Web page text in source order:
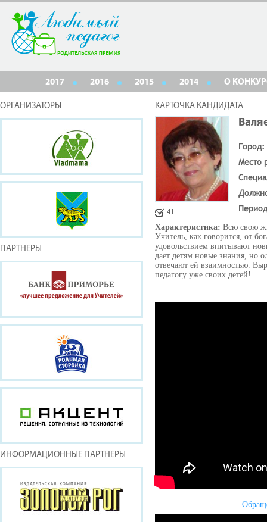
2017 2016 2015 2014 О
ОРГАНИЗАТОРЫ
ПАРТНЕРЫ
ИНФОРМАЦИОННЫЕ ПАРТНЕРЫ
КАРТОЧКА КАНДИДАТА
41
Город:
Место
Характеристика: Всю свою
Учитель, как говорится, от
удовольствием впитывают
дает детям новые знания, но
отвечают ей взаимностью.
педагогу уже своих детей!